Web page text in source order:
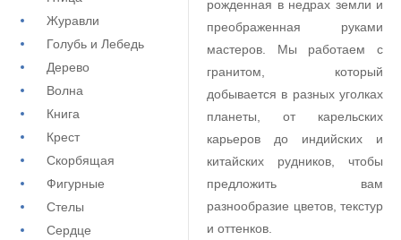
Журавли
Голубь и Лебедь
Дерево
Волна
Книга
Крест
Скорбящая
Фигурные
Стелы
Сердце
рожденная в недрах земли и
преображенная руками
мастеров. Мы работаем с
гранитом, который
добывается в разных уголках
планеты, от карельских
карьеров до индийских и
китайских рудников, чтобы
предложить вам
разнообразие цветов, текстур
и оттенков.